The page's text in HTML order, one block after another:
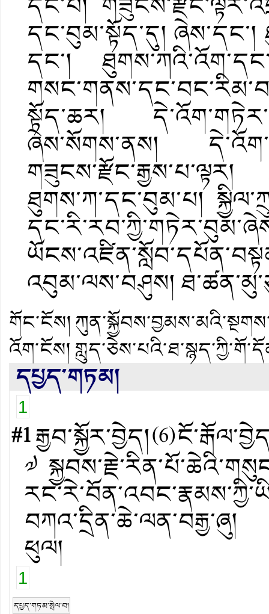
དང་བུམ་སྟོད་དུ།
དང་།
སྟོད་ཆར།
ཞེས་སོགས་ནས།
གཟུངས་རྫོང་རྒྱས་པ་ལྟར།
ཐུགས་ཀ་དང་བུམ་པ།
འབུམ་ལས་བཤུས།
གོང་ངོས།
འོག་ངོས།
དཔྱད་གཏམ།
1
#1རྒྱབ་སྐྱོར་བྱེད།(6)
༧
བཀའ་དྲིན་ཆེ་ལན་བརྒྱ་ཞུ།
ཕུལ།
1
དཔྱད་གཏམ་སྤེལ་བ།